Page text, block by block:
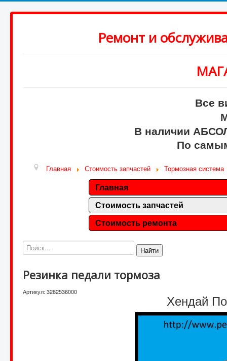
Ремонт и
Все
В наличии
По
Главная Стоимость запчастей Тормозная система
Главная
Стоимость запчастей
Стоимость ремонта
Найти
Резинка педали тормоза
Артикул: 3282536000 Хендай